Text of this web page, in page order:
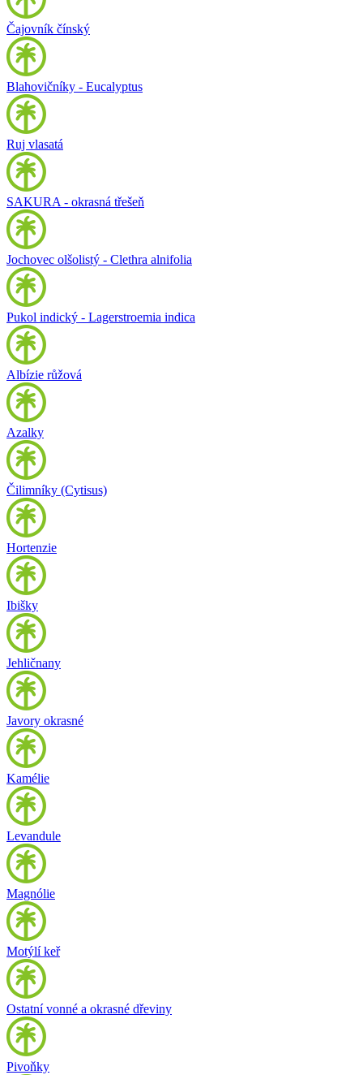
Čajovník čínský
Blahovičníky - Eucalyptus
Ruj vlasatá
SAKURA - okrasná třešeň
Jochovec olšolistý - Clethra alnifolia
Pukol indický - Lagerstroemia indica
Albízie růžová
Azalky
Čilimníky (Cytisus)
Hortenzie
Ibišky
Jehličnany
Javory okrasné
Kamélie
Levandule
Magnólie
Motýlí keř
Ostatní vonné a okrasné dřeviny
Pivoňky